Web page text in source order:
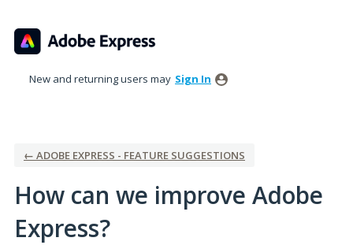
to
content
New and returning users may Sign In
← ADOBE EXPRESS - FEATURE SUGGESTIONS
How can we improve Adobe
Express?